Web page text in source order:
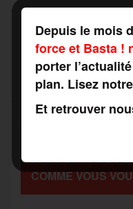
e
b
o
k
t
t
e
r
t
g
e
RAPPORTS DE
COMME VOUS
Depuis le mois
force et Basta !
porter
plan. Lisez
Et retrouver